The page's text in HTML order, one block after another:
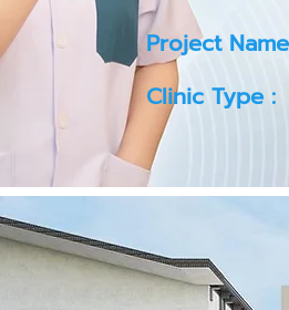
Project
Clinic Type :